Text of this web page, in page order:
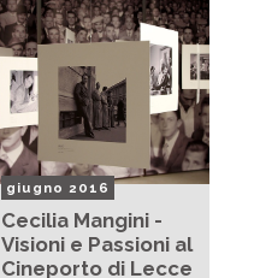
giugno 2016
Cecilia Mangini -
Visioni e Passioni al
Cineporto di Lecce